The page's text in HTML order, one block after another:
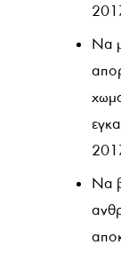
Να
Να